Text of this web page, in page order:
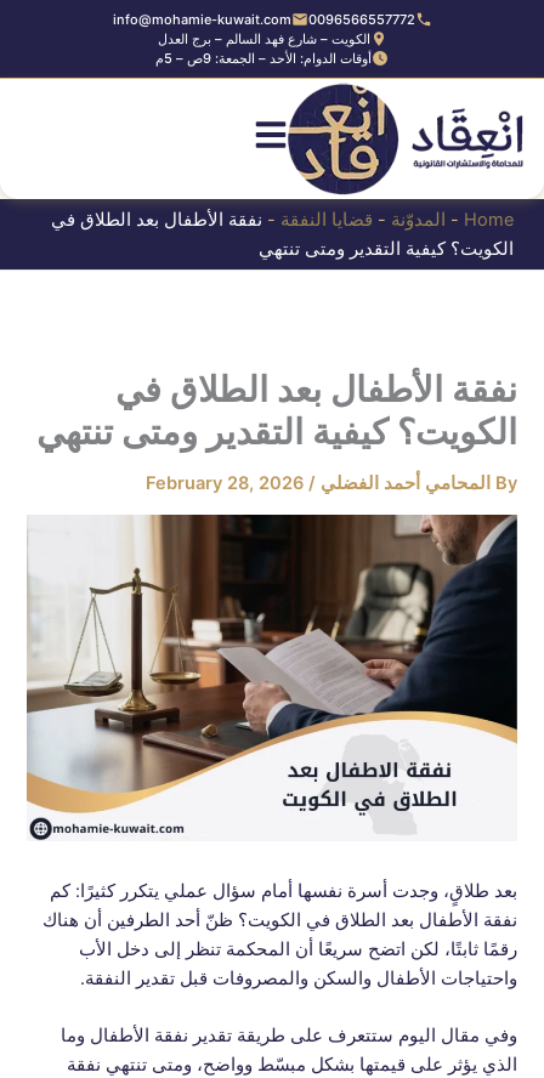
0096566557772
info@mohamie-kuwait.com
الكويت – شارع فهد السالم – برج العدل
أوقات الدوام: الأحد – الجمعة: 9ص – 5م
Home
- المدوّنة - قضايا النفقة - نفقة الأطفال بعد الطلاق في
الكويت؟ كيفية التقدير ومتى تنتهي
نفقة الأطفال بعد الطلاق في
الكويت؟ كيفية التقدير ومتى تنتهي
By المحامي أحمد الفضلي /
February 28, 2026
بعد طلاقٍ، وجدت أسرة نفسها أمام سؤال عملي يتكرر كثيرًا: كم
نفقة الأطفال بعد الطلاق في الكويت؟ ظنّ أحد الطرفين أن هناك
رقمًا ثابتًا، لكن اتضح سريعًا أن المحكمة تنظر إلى دخل الأب
واحتياجات الأطفال والسكن والمصروفات قبل تقدير النفقة.
وفي مقال اليوم ستتعرف على طريقة تقدير نفقة الأطفال وما
الذي يؤثر على قيمتها بشكل مبسّط وواضح، ومتى تنتهي نفقة